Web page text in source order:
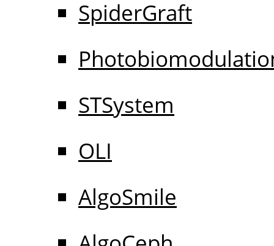
SpiderGraft
STSystem
OLI
AlgoSmile